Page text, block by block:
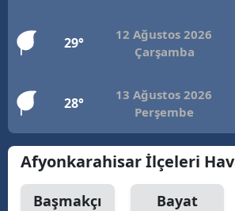
29°
12 Ağustos 2026
Çarşamba
28°
13 Ağustos 2026
Perşembe
Afyonkarahisar İlçeleri
Başmakçı
Bayat